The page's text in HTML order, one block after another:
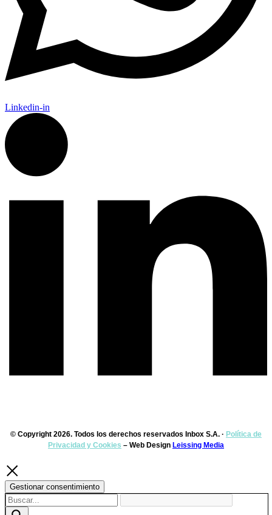
Linkedin-in
© Copyright 2026. Todos los derechos reservados Inbox S.A. · Política de
Privacidad y Cookies – Web Design Leissing Media
Gestionar consentimiento